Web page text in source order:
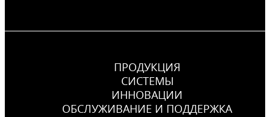
ПРОДУКЦИЯ
CИСТЕМЫ
ИННОВАЦИИ
ОБСЛУЖИВАНИЕ И ПОДДЕРЖКА